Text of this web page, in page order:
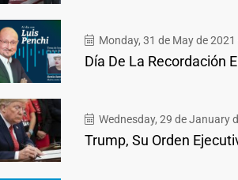
Monday, 31 de May de 2021
Día De La Recordación
Wednesday, 29 de January
Trump, Su Orden